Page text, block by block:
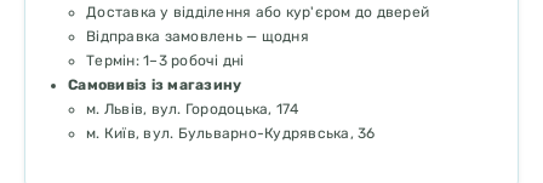
Доставка у відділення або кур'єром до дверей
Відправка замовлень — щодня
Термін: 1–3 робочі дні
Самовивіз із магазину
м. Львів, вул. Городоцька, 174
м. Київ, вул. Бульварно-Кудрявська, 36